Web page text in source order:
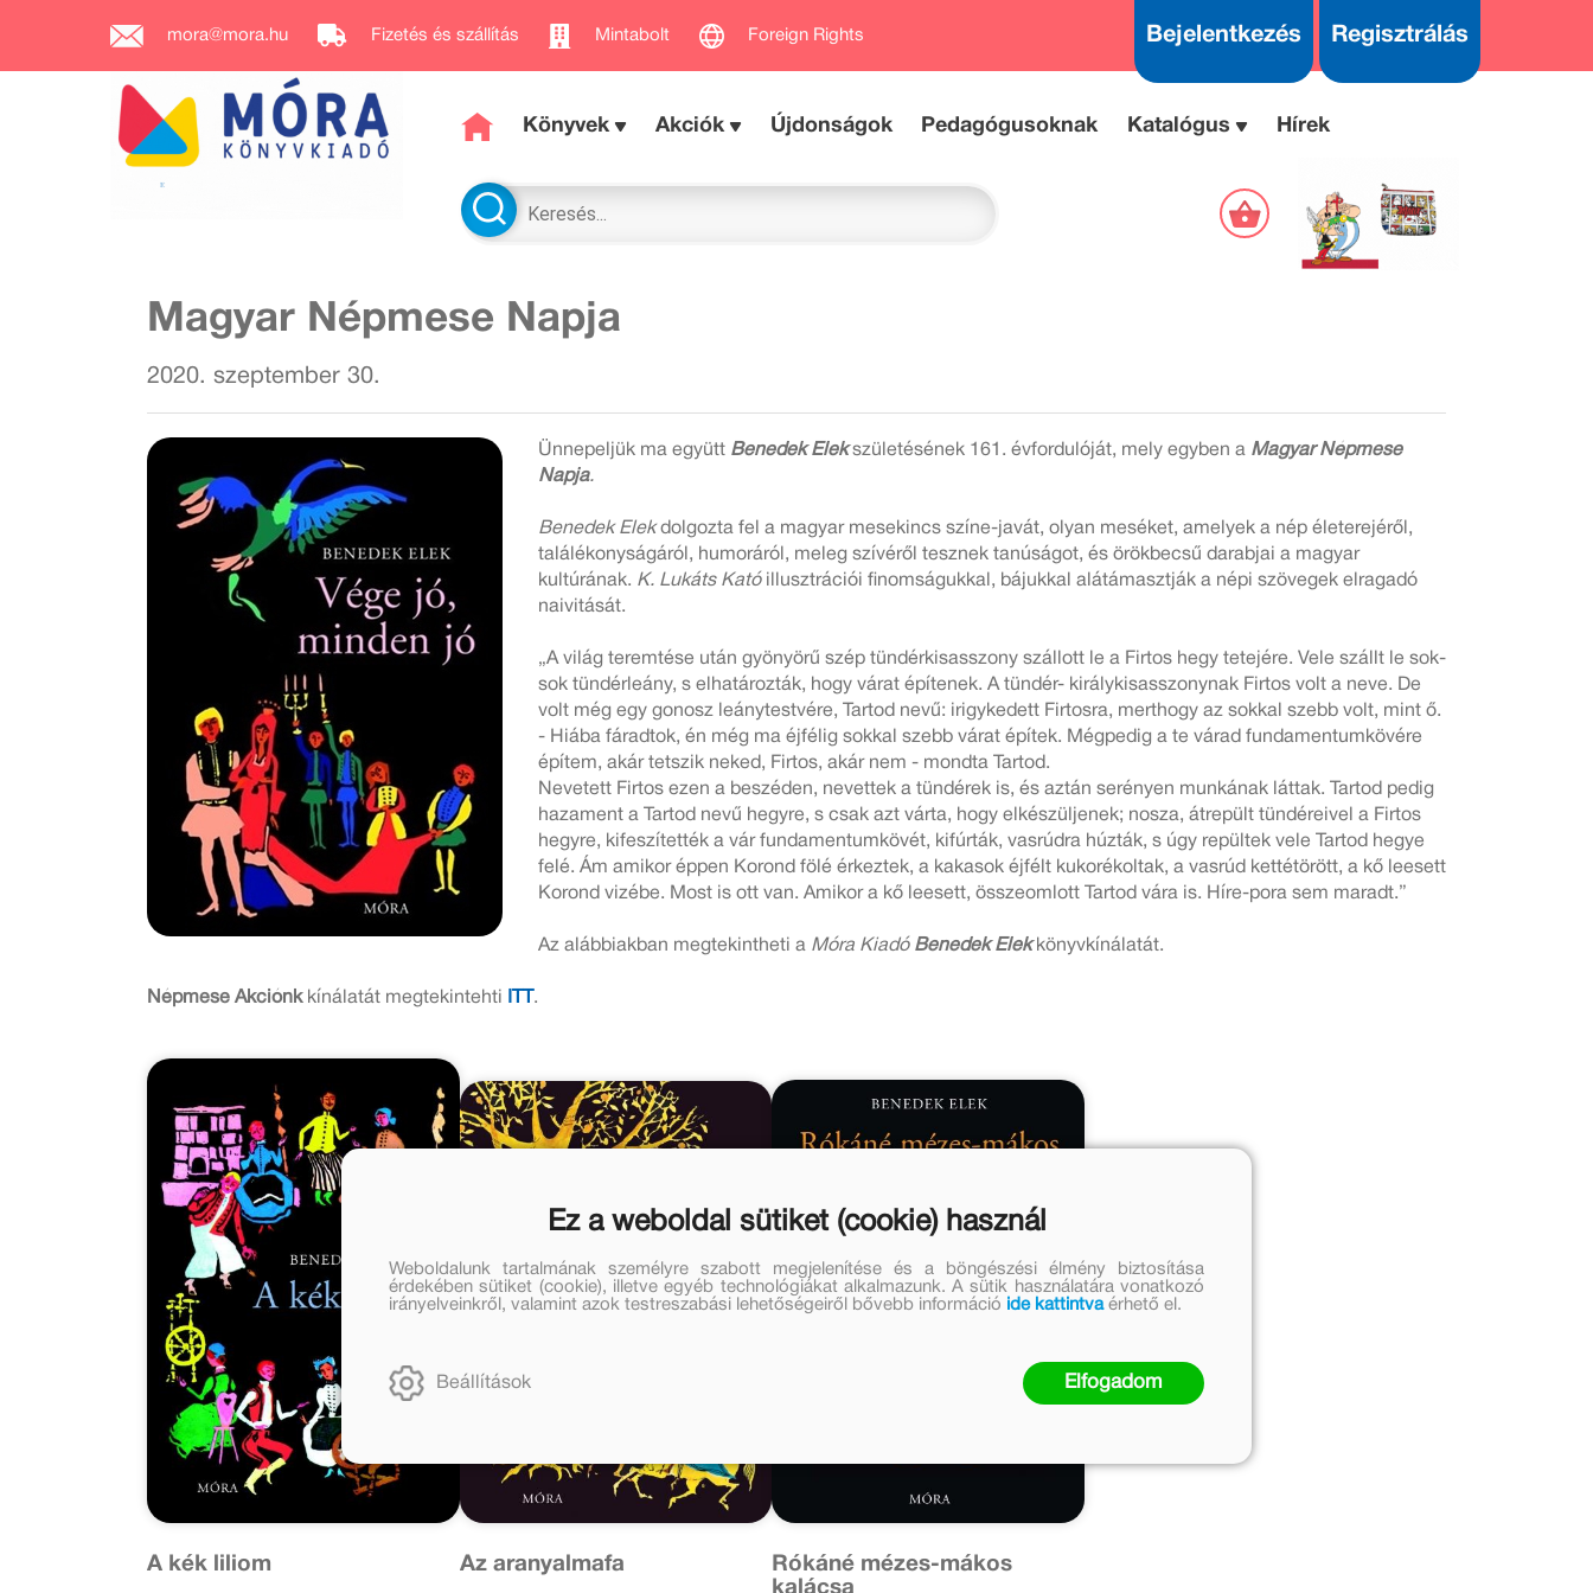
mora@mora.hu Fizetés és szállítás Mintabolt Foreign Rights Bejelentkezés Regisztrálás
Könyvek Akciók Újdonságok Pedagógusoknak Katalógus Hírek
Magyar Népmese Napja
2020. szeptember 30.
Ünnepeljük ma együtt Benedek Elekszületésének 161. évfordulóját, mely egyben a Magyar Népmese
Napja.
Benedek Elekdolgozta fel a magyar mesekincs színe-javát, olyan meséket, amelyek a nép életerejéről,
találékonyságáról, humoráról, meleg szívéről tesznek tanúságot, és örökbecsű darabjai a magyar
kultúrának. K. Lukáts Katóillusztrációi finomságukkal, bájukkal alátámasztják a népi szövegek elragadó
naivitását.
„A világ teremtése után gyönyörű szép tündérkisasszony szállott le a Firtos hegy tetejére. Vele szállt le sok-
sok tündérleány, s elhatározták, hogy várat építenek. A tündér- királykisasszonynak Firtos volt a neve. De
volt még egy gonosz leánytestvére, Tartod nevű: irigykedett Firtosra, merthogy az sokkal szebb volt, mint ő.
- Hiába fáradtok, én még ma éjfélig sokkal szebb várat építek. Mégpedig a te várad fundamentumkövére
építem, akár tetszik neked, Firtos, akár nem - mondta Tartod.
Nevetett Firtos ezen a beszéden, nevettek a tündérek is, és aztán serényen munkának láttak. Tartod pedig
hazament a Tartod nevű hegyre, s csak azt várta, hogy elkészüljenek; nosza, átrepült tündéreivel a Firtos
hegyre, kifeszítették a vár fundamentumkövét, kifúrták, vasrúdra húzták, s úgy repültek vele Tartod hegye
felé. Ám amikor éppen Korond fölé érkeztek, a kakasok éjfélt kukorékoltak, a vasrúd kettétörött, a kő leesett
Korond vizébe. Most is ott van. Amikor a kő leesett, összeomlott Tartod vára is. Híre-pora sem maradt.”
Az alábbiakban megtekintheti a Móra Kiadó Benedek Elekkönyvkínálatát.
Népmese Akciónkkínálatát megtekintehti .
A kék liliom Az aranyalmafa
Rókáné mézes-mákos
kalácsa
Ez a weboldal sütiket (cookie) használ
Weboldalunk tartalmának személyre szabott megjelenítése és a böngészési élmény biztosítása
érdekében sütiket (cookie), illetve egyéb technológiákat alkalmazunk. A sütik használatára vonatkozó
irányelveinkről, valamint azok testreszabási lehetőségeiről bővebb információ ide kattintvaérhető el.
Beállítások Elfogadom